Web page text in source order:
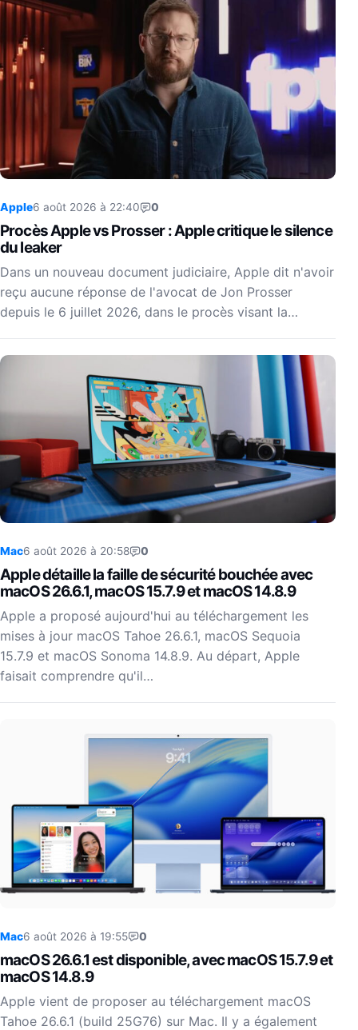
Apple6 août 2026 à 22:40 0
Procès Apple vs Prosser : Apple critique le silence
du leaker
Dans un nouveau document judiciaire, Apple dit n'avoir
reçu aucune réponse de l'avocat de Jon Prosser
depuis le 6 juillet 2026, dans le procès visant la…
Mac6 août 2026 à 20:58 0
Apple détaille la faille de sécurité bouchée avec
macOS 26.6.1, macOS 15.7.9 et macOS 14.8.9
Apple a proposé aujourd'hui au téléchargement les
mises à jour macOS Tahoe 26.6.1, macOS Sequoia
15.7.9 et macOS Sonoma 14.8.9. Au départ, Apple
faisait comprendre qu'il…
Mac6 août 2026 à 19:55 0
macOS 26.6.1 est disponible, avec macOS 15.7.9 et
macOS 14.8.9
Apple vient de proposer au téléchargement macOS
Tahoe 26.6.1 (build 25G76) sur Mac. Il y a également